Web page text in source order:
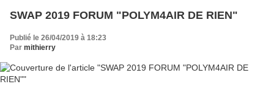
SWAP 2019 FORUM "POLYM4AIR DE RIEN"
Publié le 26/04/2019 à 18:23
Par mithierry